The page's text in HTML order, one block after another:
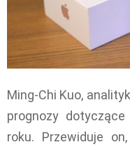
Ming-Chi Kuo,
prognozy
roku. Przewiduje